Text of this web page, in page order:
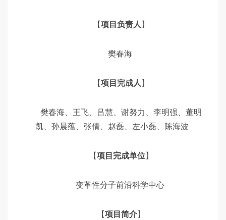
【项目负责人 】
樊春海
【项目完成人 】
樊春海、王飞、吕慧、谢努力、李明强、董明
凯、孙晨蕴、张倩、赵磊、左小磊、陈海波
【项目完成单位】
变革性分子前沿科学中心
【项目简介】